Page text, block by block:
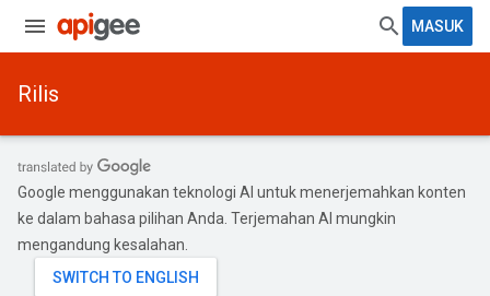
MASUK
Rilis
Google menggunakan teknologi AI untuk menerjemahkan konten
ke dalam bahasa pilihan Anda. Terjemahan AI mungkin
mengandung kesalahan.